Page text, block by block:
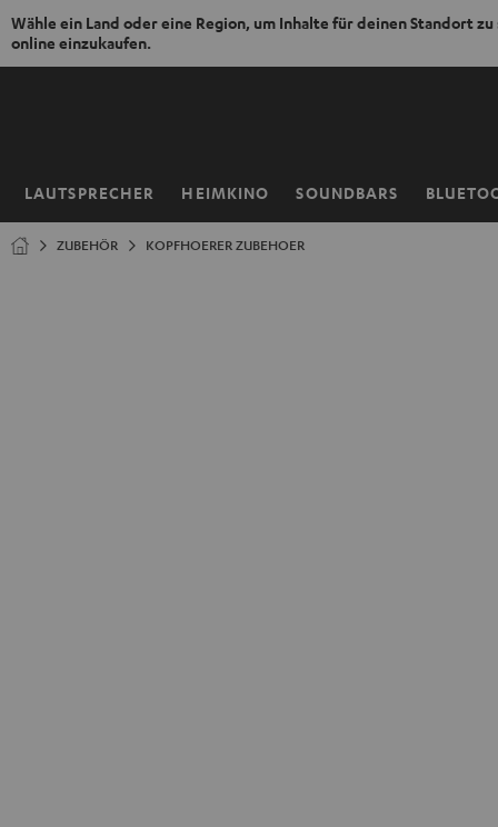
Wähle ein Land oder eine Region, um Inhalte für deinen Standort zu
online einzukaufen.
ZUM
LAUTSPRECHER HEIMKINO SOUNDBARS
Startseite
ZUBEHÖR KOPFHOERER ZUBEHOER